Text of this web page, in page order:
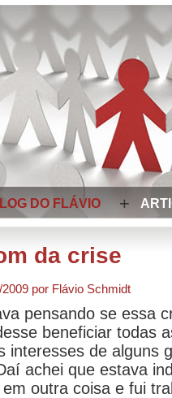
DO FLÁVIO +
da crise
2009 por Flávio Schmidt
pensando se essa
beneficiar todas
interesses de alguns
achei que estava
outra coisa e fui